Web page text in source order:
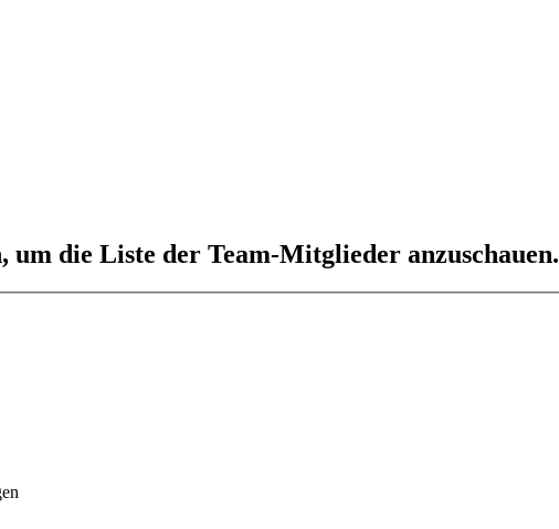
um die Liste der Team-Mitglieder anzuschauen.